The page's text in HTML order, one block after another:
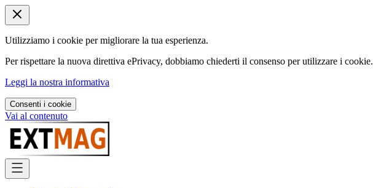
Utilizziamo i cookie per migliorare la tua esperienza.
Per rispettare la nuova direttiva ePrivacy, dobbiamo chiederti il consenso per utilizzare i cookie.
Leggi la nostra informativa
Consenti i cookie
Vai al contenuto